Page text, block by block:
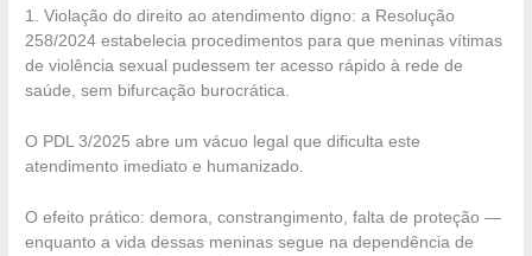
1. Violação do direito ao atendimento digno: a Resolução
258/2024 estabelecia procedimentos para que meninas vítimas
de violência sexual pudessem ter acesso rápido à rede de
saúde, sem bifurcação burocrática.
O PDL 3/2025 abre um vácuo legal que dificulta este
atendimento imediato e humanizado.
O efeito prático: demora, constrangimento, falta de proteção —
enquanto a vida dessas meninas segue na dependência de